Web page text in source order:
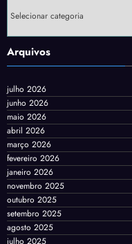
Arquivos
julho 2026
junho 2026
maio 2026
abril 2026
março 2026
fevereiro 2026
janeiro 2026
novembro 2025
outubro 2025
setembro 2025
agosto 2025
julho 2025